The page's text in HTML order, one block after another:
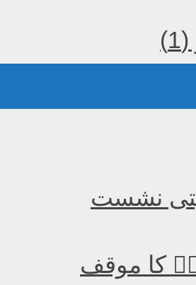
نشست
کا موقف